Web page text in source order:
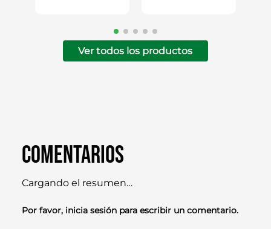
Ver todos los productos
Comentarios
Cargando el resumen…
Por favor, inicia sesión para escribir un comentario.